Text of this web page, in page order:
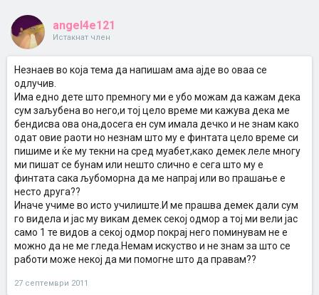
angel4e121
Истакнат член
Незнаев во која тема да напишам ама ајде во оваа се
одлучив.
Има едно дете што премногу ми е убо можам да кажам дека
сум заљубена во него,и тој цело време ми кажува дека ме
бендисва ова она,досега ен сум имала дечко и не знам како
одат овие раоти но незнам што му е финтата цело време си
пишиме и ќе му текни на сред муабет,како демек леле многу
ми пишат се бунам или нешто слично е сега што му е
финтата сака љубоморна да ме напрај или во прашање е
несто друга??
Иначе учиме во исто училиште.И ме прашва демек дали сум
го видела и јас му викам демек секој одмор а тој ми вели јас
само 1 те видов а секој одмор покрај него поминувам не е
можно да не ме гледа.Немам искуство и не знам за што се
работи може некој да ми помогне што да правам??
27 септември 2011